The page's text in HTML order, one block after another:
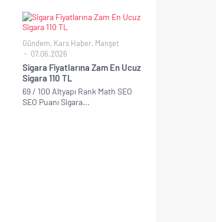
Gündem, Kars Haber, Manşet
07.06.2026
Sigara Fiyatlarına Zam En Ucuz
Sigara 110 TL
69 / 100 Altyapı Rank Math SEO
SEO Puanı Sigara...